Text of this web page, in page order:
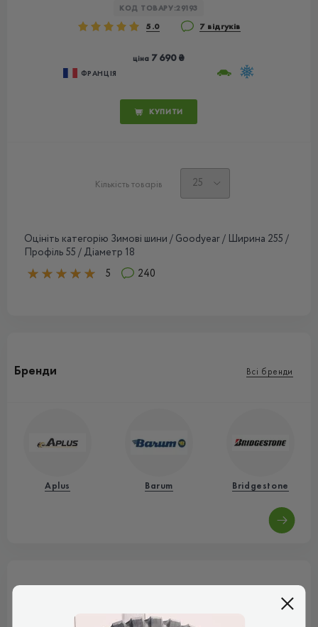
КОД ТОВАРУ:29193
5.0 7 відгуків
ціна 7 690 ₴
ФРАНЦІЯ
КУПИТИ
Кількість товарів
Оцініть категорію Зимові шини / Goodyear / Ширина 255 /
Профіль 55 / Діаметр 18
5
240
Бренди Всі бренди
Aplus Barum Bridgestone